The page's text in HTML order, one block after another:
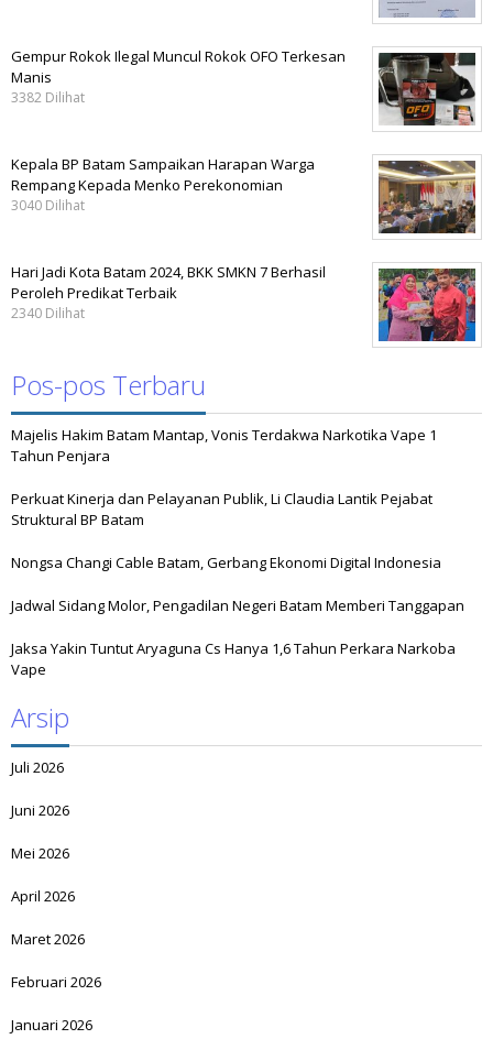
Gempur Rokok Ilegal Muncul Rokok OFO Terkesan
Manis
3382 Dilihat
Kepala BP Batam Sampaikan Harapan Warga
Rempang Kepada Menko Perekonomian
3040 Dilihat
Hari Jadi Kota Batam 2024, BKK SMKN 7 Berhasil
Peroleh Predikat Terbaik
2340 Dilihat
Pos-pos Terbaru
Majelis Hakim Batam Mantap, Vonis Terdakwa Narkotika Vape 1
Tahun Penjara
Perkuat Kinerja dan Pelayanan Publik, Li Claudia Lantik Pejabat
Struktural BP Batam
Nongsa Changi Cable Batam, Gerbang Ekonomi Digital Indonesia
Jadwal Sidang Molor, Pengadilan Negeri Batam Memberi Tanggapan
Jaksa Yakin Tuntut Aryaguna Cs Hanya 1,6 Tahun Perkara Narkoba
Vape
Arsip
Juli 2026
Juni 2026
Mei 2026
April 2026
Maret 2026
Februari 2026
Januari 2026